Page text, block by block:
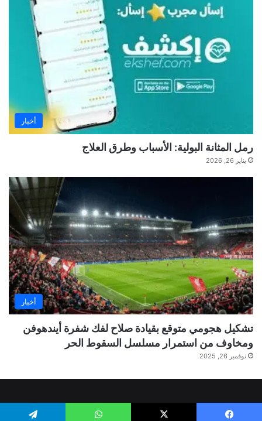
أخبار
رمل المثانة البولية: الأسباب وطرق العلاج
يناير 26, 2026
أخبار
تشكيل هجومي متوقع بقيادة صلاح لفك شفرة أيندهوفن
ومخاوف من استمرار مسلسل السقوط الحر
نوفمبر 26, 2025